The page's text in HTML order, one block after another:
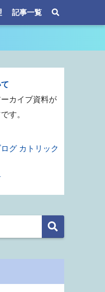
記事一覧
カイブ資料が
す。